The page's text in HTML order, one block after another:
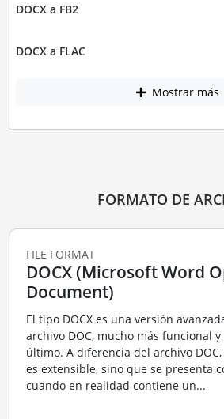
DOCX a FB2
DOCX a FLAC
Mostrar más
FORMATO DE
FILE FORMAT
DOCX (Microsoft Word
Document)
El tipo DOCX es una versión
archivo DOC, mucho más funcional
último. A diferencia del archivo
es extensible, sino que se presenta
cuando en realidad contiene un...